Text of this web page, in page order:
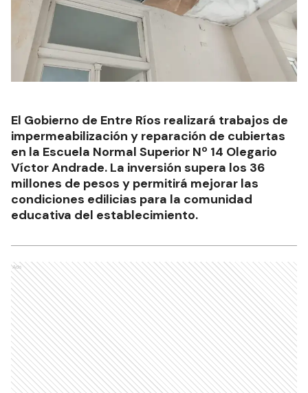
El Gobierno de Entre Ríos realizará trabajos de
impermeabilización y reparación de cubiertas
en la Escuela Normal Superior Nº 14 Olegario
Víctor Andrade. La inversión supera los 36
millones de pesos y permitirá mejorar las
condiciones edilicias para la comunidad
educativa del establecimiento.
Ads